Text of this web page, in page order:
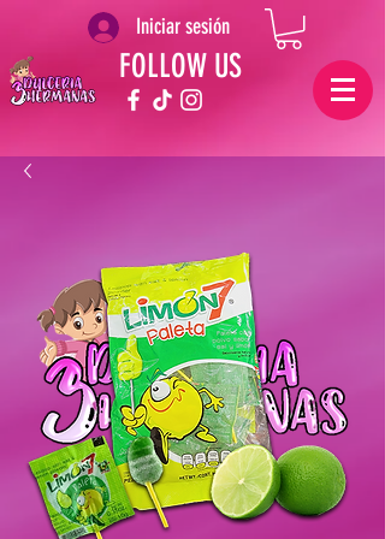
Iniciar sesión
FOLLOW US